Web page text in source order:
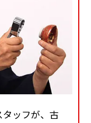
ッフが、古